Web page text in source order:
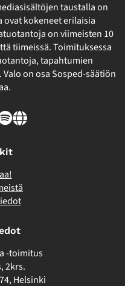
taustalla on
kokeneet erilaisia
on viimeisten 10
tiimeissä. Toimituksessa
tapahtumien
on osa Sosped-säätiön
SpotifyLinkki
-toimitus
2krs.
Helsinki